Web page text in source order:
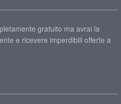
gratuito ma avrai la
e ricevere imperdibili offerte a